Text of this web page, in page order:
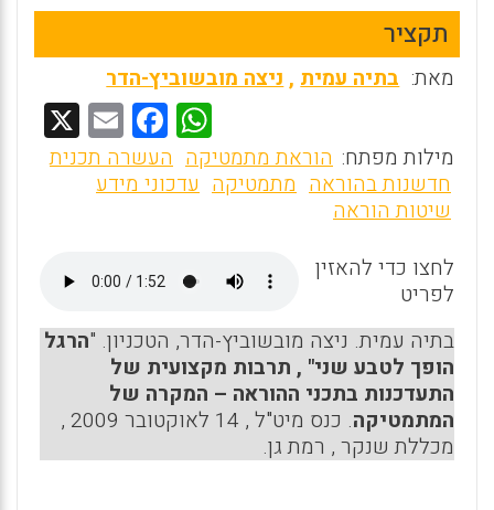
תקציר
מאת: בתיה עמית,ניצה מובשוביץ-הדר
W
h
at
A
p
p
F
a
ce
o
o
k
E
m מילות מפתח: הוראת מתמטיקה העשרה תכנית
חדשנות בהוראה מתמטיקה עדכוני מידע
שיטות הוראה
לחצו כדי להאזין
לפריט
בתיה עמית. ניצה מובשוביץ-הדר, הטכניון. "הרגל
הופך לטבע שני" , תרבות מקצועית של
התעדכנות בתכני ההוראה – המקרה של
המתמטיקה
. כנס מיט"ל , 14 לאוקטובר 2009 ,
מכללת שנקר , רמת גן.